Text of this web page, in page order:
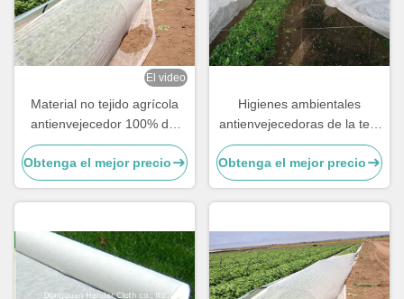
El video
Material no tejido agrícola
antienvejecedor 100% del
polipropileno de la cubierta
de la cosecha
Obtenga el mejor precio
Higienes ambientales
antienvejecedoras de la tela
no tejida de la agricultura del
polipropileno
Obtenga el mejor precio